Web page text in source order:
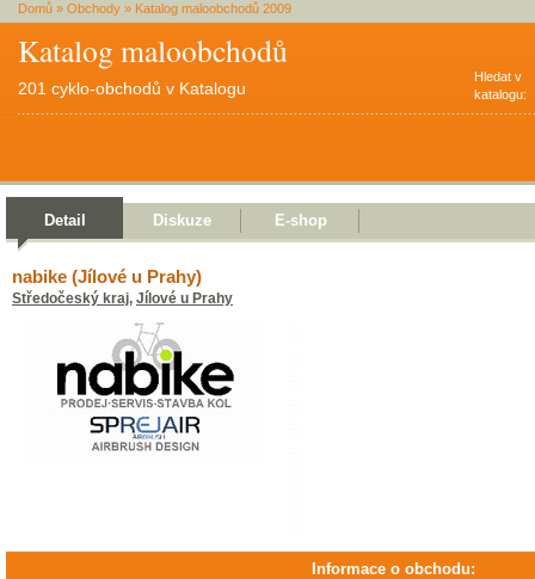
Domů » Obchody » Katalog maloobchodů 2009
Katalog maloobchodů
201 cyklo-obchodů v Katalogu
Hledat v
katalogu:
Detail Diskuze E-shop
nabike (Jílové u Prahy)
Středočeský kraj, Jílové u Prahy
Informace o obchodu: